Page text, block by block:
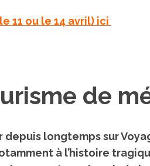
11 ou le 14 avril) ici
de
depuis longtemps sur
à l’histoire